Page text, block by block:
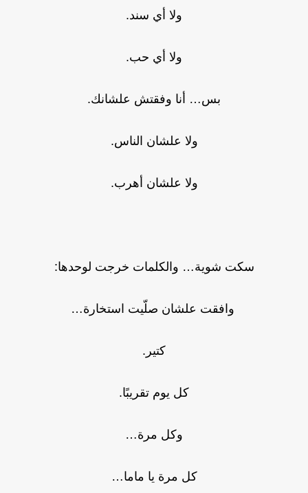
ولا أي سند.
ولا أي حب.
بس… أنا وفقتش علشانك.
ولا علشان الناس.
ولا علشان أهرب.
سكت شوية… والكلمات خرجت لوحدها:
وافقت علشان صلّيت استخارة…
كتير.
كل يوم تقريبًا.
وكل مرة…
كل مرة يا ماما…